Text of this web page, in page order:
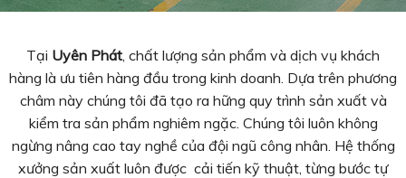
Tại Uyên Phát , chất lượng sản phẩm và dịch vụ khách
hàng là ưu tiên hàng đầu trong kinh doanh. Dựa trên phương
châm này chúng tôi đã tạo ra hững quy trình sản xuất và
kiểm tra sản phẩm nghiêm ngặc. Chúng tôi luôn không
ngừng nâng cao tay nghề của đội ngũ công nhân. Hệ thống
xưởng sản xuất luôn được cải tiến kỹ thuật, từng bước tự